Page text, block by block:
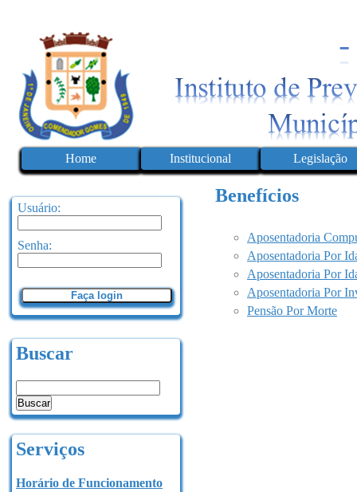
Home Institucional Legislação
Usuário:
Senha:
Faça login
Buscar
Serviços
Horário de Funcionamento
Benefícios
Aposentadoria
Aposentadoria Por
Aposentadoria Por
Aposentadoria Por
Pensão Por Morte